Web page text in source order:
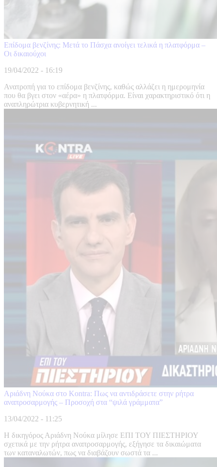
Επίδομα βενζίνης: Μετά το Πάσχα ανοίγει τελικά η πλατφόρμα –
Οι δικαιούχοι
19/04/2022 - 16:19
Ανατροπή για το επίδομα βενζίνης, καθώς αλλάζει η ημερομηνία
που θα βγει στον «αέρα» η πλατφόρμα. Είναι χαρακτηριστικό ότι η
αναπληρώτρια κυβερνητική ...
Αριάδνη Νούκα στο Kontra: Πως να αντιδράσετε στην ρήτρα
αναπροσαρμογής – Προσοχή στα “ψιλά γράμματα”
13/04/2022 - 11:25
Η δικηγόρος Αριάδνη Νούκα μίλησε ΕΠΙ ΤΟΥ ΠΙΕΣΤΗΡΙΟΥ
σχετικά με την ρήτρα αναπροσαρμογής, εξήγησε τα δικαιώματα
των καταναλωτών, πως να διαβάζουν σωστά τα ...